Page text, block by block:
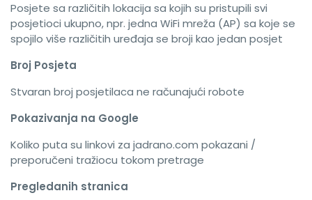
Posjete sa različitih lokacija sa kojih su pristupili svi
posjetioci ukupno, npr. jedna WiFi mreža (AP) sa koje se
spojilo više različitih uređaja se broji kao jedan posjet
Broj Posjeta
Stvaran broj posjetilaca ne računajući robote
Pokazivanja na Google
Koliko puta su linkovi za jadrano.com pokazani /
preporučeni tražiocu tokom pretrage
Pregledanih stranica